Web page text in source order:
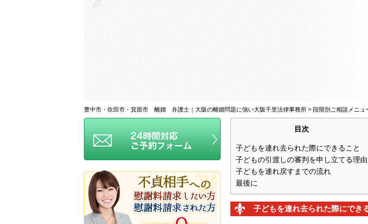
豊中市・吹田市・箕面市 離婚 弁護士｜大阪の離婚問題に強い大阪千里法律事務所 > 段階別ご相談メニュ
目次
子どもを連れ去られた際にできること
子どもの引渡しの審判を申し立てる理由
子どもを連れ戻すまでの流れ
最後に
子どもを連れ去られた際にでき